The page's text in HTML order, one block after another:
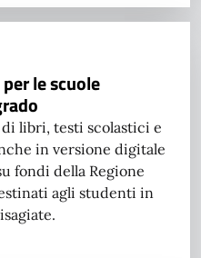
le scuole
libri, testi scolastici e
in versione digitale
fondi della Regione
agli studenti in